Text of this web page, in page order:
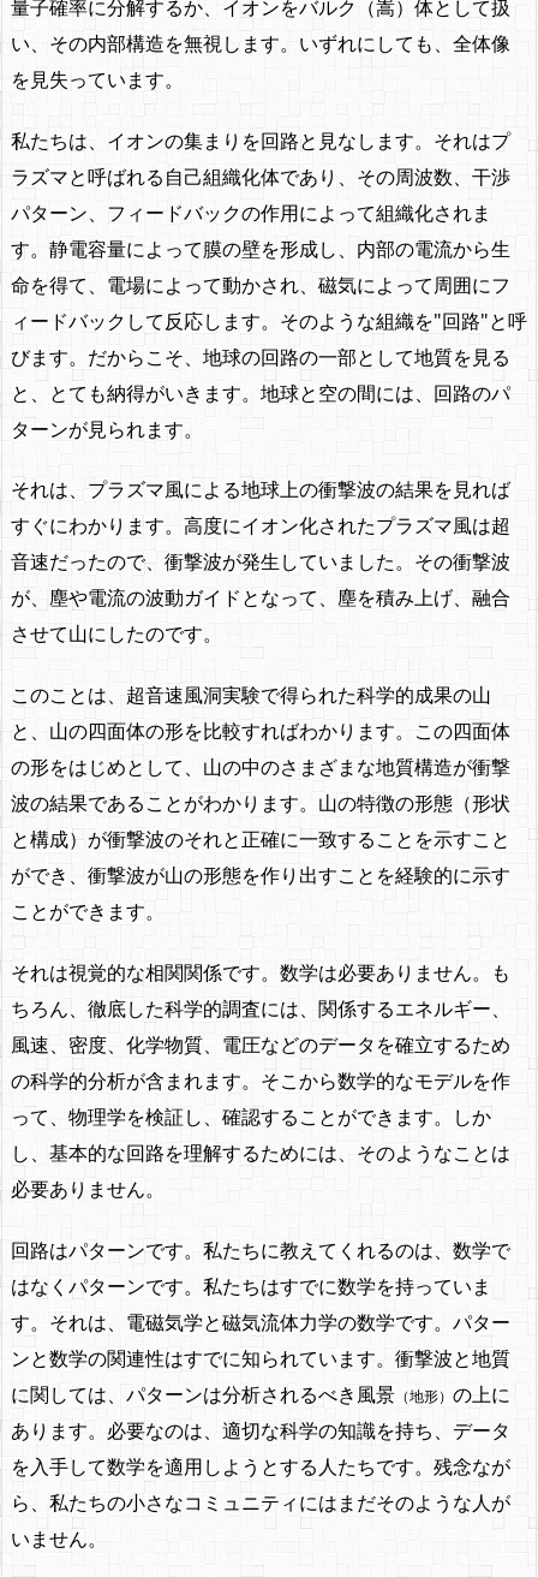
量子確率に分解するか、イオンをバルク（嵩）体として扱
い、その内部構造を無視します。いずれにしても、全体像
を見失っています。
私たちは、イオンの集まりを回路と見なします。それはプ
ラズマと呼ばれる自己組織化体であり、その周波数、干渉
パターン、フィードバックの作用によって組織化されま
す。静電容量によって膜の壁を形成し、内部の電流から生
命を得て、電場によって動かされ、磁気によって周囲にフ
ィードバックして反応します。そのような組織を"回路"と呼
びます。だからこそ、地球の回路の一部として地質を見る
と、とても納得がいきます。地球と空の間には、回路のパ
ターンが見られます。
それは、プラズマ風による地球上の衝撃波の結果を見れば
すぐにわかります。高度にイオン化されたプラズマ風は超
音速だったので、衝撃波が発生していました。その衝撃波
が、塵や電流の波動ガイドとなって、塵を積み上げ、融合
させて山にしたのです。
このことは、超音速風洞実験で得られた科学的成果の山
と、山の四面体の形を比較すればわかります。この四面体
の形をはじめとして、山の中のさまざまな地質構造が衝撃
波の結果であることがわかります。山の特徴の形態（形状
と構成）が衝撃波のそれと正確に一致することを示すこと
ができ、衝撃波が山の形態を作り出すことを経験的に示す
ことができます。
それは視覚的な相関関係です。数学は必要ありません。も
ちろん、徹底した科学的調査には、関係するエネルギー、
風速、密度、化学物質、電圧などのデータを確立するため
の科学的分析が含まれます。そこから数学的なモデルを作
って、物理学を検証し、確認することができます。しか
し、基本的な回路を理解するためには、そのようなことは
必要ありません。
回路はパターンです。 私たちに教えてくれるのは、数学で
はなくパターンです。私たちはすでに数学を持っていま
す。それは、電磁気学と磁気流体力学の数学です。パター
ンと数学の関連性はすでに知られています。衝撃波と地質
に関しては、パターンは分析されるべき風景 （地形） の上に
あります。必要なのは、適切な科学の知識を持ち、データ
を入手して数学を適用しようとする人たちです。残念なが
ら、私たちの小さなコミュニティにはまだそのような人が
いません。